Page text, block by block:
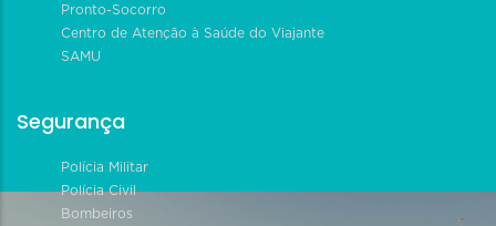
Pronto-Socorro
Centro de Atenção à Saúde do Viajante
SAMU
Segurança
Polícia Militar
Polícia Civil
Bombeiros